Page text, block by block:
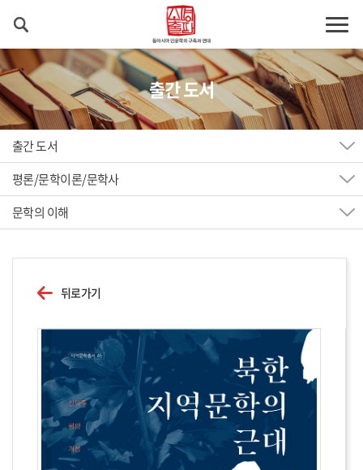
출간 도서
출간 도서
평론/문학이론/문학사
문학의 이해
뒤로가기